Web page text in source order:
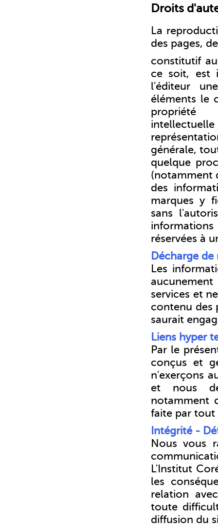
Droits
La
des pages,
constitutif
ce soit, est
l'éditeur
éléments le
propriété
générale,
quelque
(notamment
des
marques y
sans
réservées à
Décharge
Les
services et
contenu des
saurait
Liens hyper
Par le
conçus et
n'exerçons
et nous
notamment
faite par tout
Intégrité -
Nous vous
L'Institut
les
relation
toute
diffusion du